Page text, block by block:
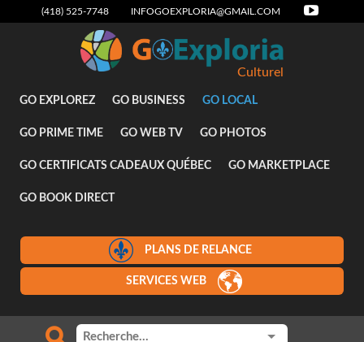
(418) 525-7748 INFOGOEXPLORIA@GMAIL.COM
Culturel
GO EXPLOREZ GO BUSINESS GO LOCAL
GO PRIME TIME GO WEB TV GO PHOTOS
GO CERTIFICATS CADEAUX QUÉBEC GO MARKETPLACE
GO BOOK DIRECT
PLANS DE RELANCE
SERVICES WEB